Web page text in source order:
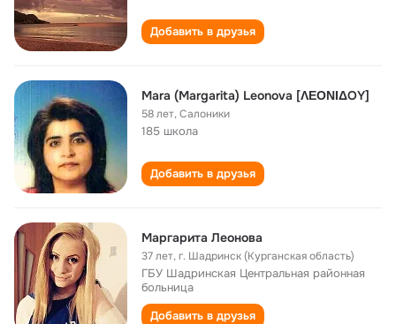
Добавить в друзья
Mara (Margarita) Leonova [ΛΕΟΝΙΔOY]
58 лет,Салоники
185 школа
Добавить в друзья
Маргарита Леонова
37 лет,г. Шадринск (Курганская область)
ГБУ Шадринская Центральная районная
больница
Добавить в друзья